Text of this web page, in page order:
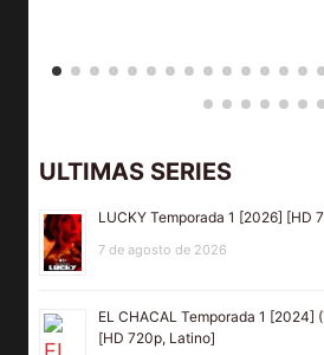
ULTIMAS SERIES
LUCKY Temporada 1 [2026] [HD
7 de agosto de 2026
EL CHACAL Temporada 1 [2024]
[HD 720p, Latino]